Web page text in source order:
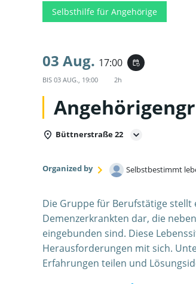
Selbsthilfe für Angehörige
03 Aug. 17:00 event_repeat
BIS 03 AUG., 19:00 2h
Büttnerstraße 22
Organized by Selbstbestimmt
Die Gruppe für Berufstätige stellt
Demenzerkrankten dar, die
eingebunden sind. Diese
Herausforderungen mit sich.
Erfahrungen teilen und